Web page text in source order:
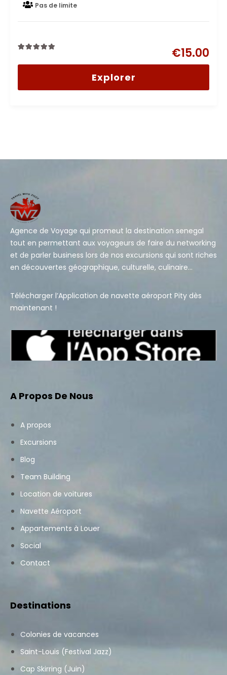
Pas de limite
€15.00
0
5
Explorer
Agence de Voyage qui promeut la destination senegal
tout en permettant aux voyageurs de faire du networking
et de parler business lors de nos excursions qui sont riches
en découvertes géographique, culturelle, culinaire…
Télécharger l’Application de navette aéroport Pity dès
maintenant !
A Propos De Nous
A propos
Excursions
Blog
Team Building
Location de voitures
Navette Aéroport
Appartements à Louer
Social
Contact
Destinations
Colonies de vacances
Saint-Louis (Festival Jazz)
Cap Skirring (Juin)